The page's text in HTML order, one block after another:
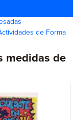
de Forma
medidas de